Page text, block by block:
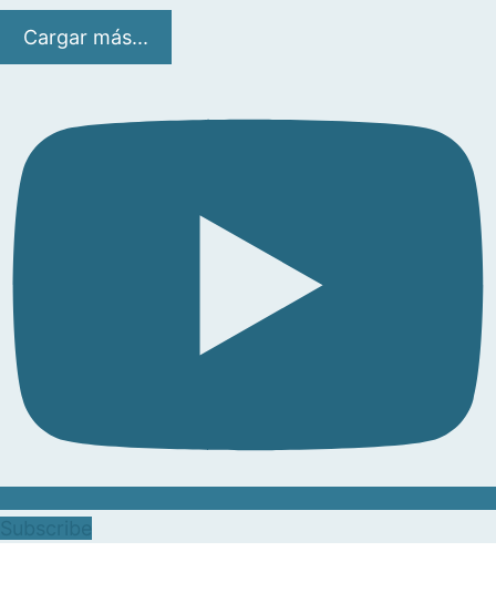
Cargar más...